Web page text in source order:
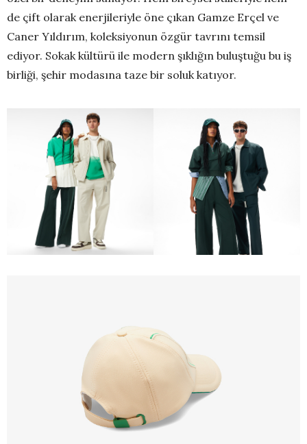
de çift olarak enerjileriyle öne çıkan Gamze Erçel ve
Caner Yıldırım, koleksiyonun özgür tavrını temsil
ediyor. Sokak kültürü ile modern şıklığın buluştuğu bu iş
birliği, şehir modasına taze bir soluk katıyor.